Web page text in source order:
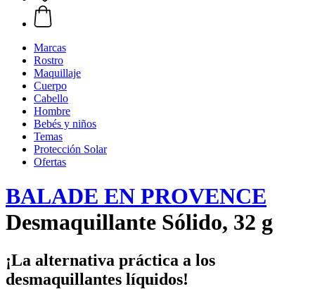
Marcas
Rostro
Maquillaje
Cuerpo
Cabello
Hombre
Bebés y niños
Temas
Protección Solar
Ofertas
BALADE EN PROVENCE
Desmaquillante Sólido, 32 g
¡La alternativa práctica a los
desmaquillantes líquidos!